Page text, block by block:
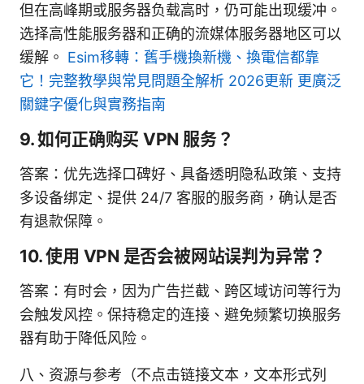
但在高峰期或服务器负载高时，仍可能出现缓冲。
选择高性能服务器和正确的流媒体服务器地区可以
缓解。 Esim移轉：舊手機換新機、換電信都靠
它！完整教學與常見問題全解析 2026更新 更廣泛
關鍵字優化與實務指南
9. 如何正确购买 VPN 服务？
答案：优先选择口碑好、具备透明隐私政策、支持
多设备绑定、提供 24/7 客服的服务商，确认是否
有退款保障。
10. 使用 VPN 是否会被网站误判为异常？
答案：有时会，因为广告拦截、跨区域访问等行为
会触发风控。保持稳定的连接、避免频繁切换服务
器有助于降低风险。
八、资源与参考（不点击链接文本，文本形式列